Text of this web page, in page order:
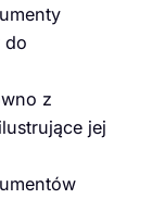
do
z
jej